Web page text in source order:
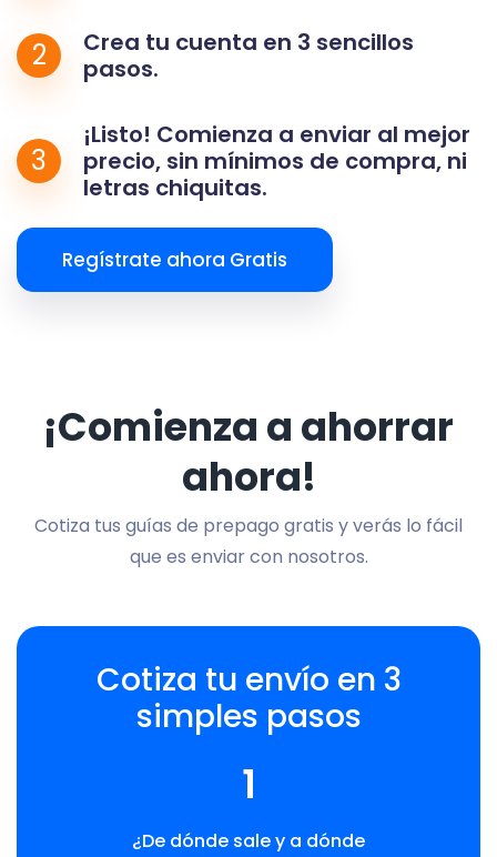
2
Crea tu cuenta en 3 sencillos
pasos.
3
¡Listo! Comienza a enviar al mejor
precio, sin mínimos de compra, ni
letras chiquitas.
Regístrate ahora Gratis
¡Comienza a ahorrar
ahora!
Cotiza tus guías de prepago gratis y verás lo fácil
que es enviar con nosotros.
Cotiza tu envío en 3
simples pasos
1
¿De dónde sale y a dónde